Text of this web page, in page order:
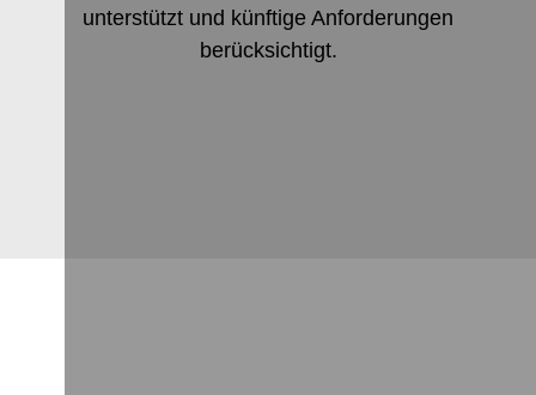
unterstützt und künftige Anforderungen
berücksichtigt.